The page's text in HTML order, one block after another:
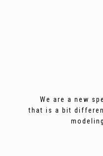
We are a new
that is a bit